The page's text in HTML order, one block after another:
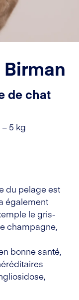
de chat
5 kg
du pelage est
également
le gris-
champagne,
bonne santé,